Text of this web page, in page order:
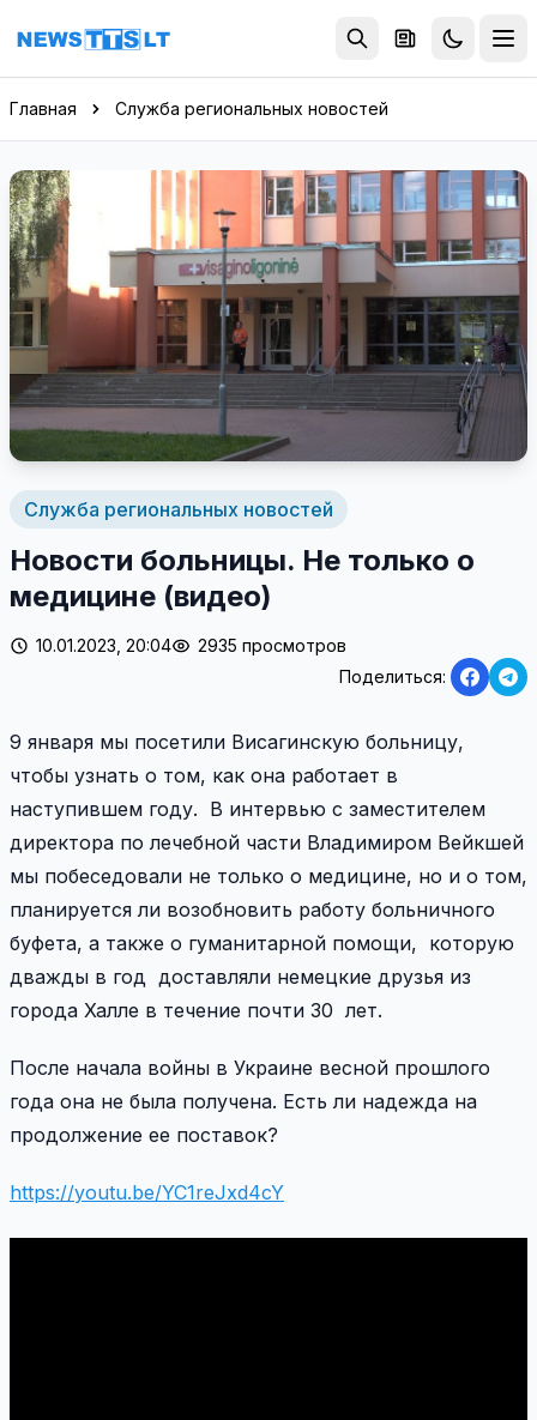
Перейти к содержимому
Главная Служба региональных новостей
Служба региональных новостей
Новости больницы. Не только о
медицине (видео)
10.01.2023, 20:04
2935 просмотров
Поделиться:
9 января мы посетили Висагинскую больницу,
чтобы узнать о том, как она работает в
наступившем году. В интервью с заместителем
директора по лечебной части Владимиром Вейкшей
мы побеседовали не только о медицине, но и о том,
планируется ли возобновить работу больничного
буфета, а также о гуманитарной помощи, которую
дважды в год доставляли немецкие друзья из
города Халле в течение почти 30 лет.
После начала войны в Украине весной прошлого
года она не была получена. Есть ли надежда на
продолжение ее поставок?
https://youtu.be/YC1reJxd4cY